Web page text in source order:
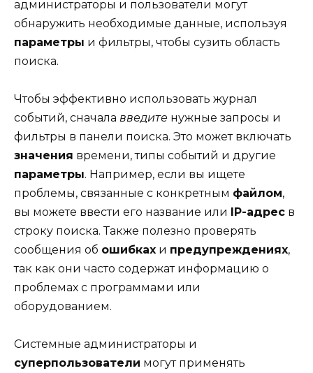
администраторы и пользователи могут
обнаружить необходимые данные, используя
параметры и фильтры, чтобы сузить область
поиска.
Чтобы эффективно использовать журнал
событий, сначала введите нужные запросы и
фильтры в панели поиска. Это может включать
значения времени, типы событий и другие
параметры. Например, если вы ищете
проблемы, связанные с конкретным файлом,
вы можете ввести его название или IP-адрес в
строку поиска. Также полезно проверять
сообщения об ошибках и предупреждениях,
так как они часто содержат информацию о
проблемах с программами или
оборудованием.
Системные администраторы и
суперпользователи могут применять